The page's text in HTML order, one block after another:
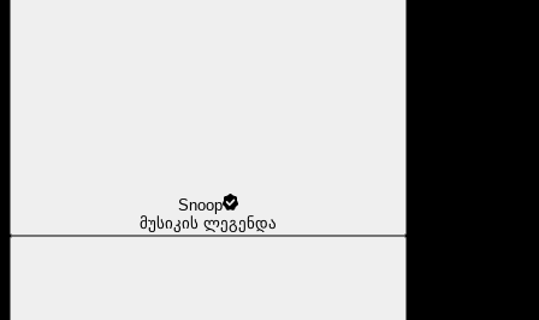
Snoop
მუსიკის ლეგენდა